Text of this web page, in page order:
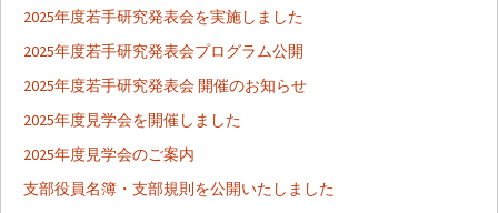
ビ
ゲ
ー
2025年度若手研究発表会を実施しました
2025年度若手研究発表会プログラム公開
2025年度若手研究発表会 開催のお知らせ
2025年度見学会を開催しました
2025年度見学会のご案内
支部役員名簿・支部規則を公開いたしました